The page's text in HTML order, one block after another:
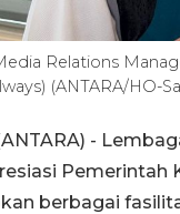
Relations
(ANTARA/HO-
-
Pemerintah
berbagai